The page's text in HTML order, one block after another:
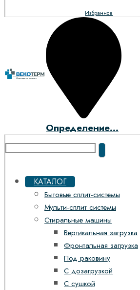
Избранное
Определение...
КАТАЛОГ
Бытовые сплит-системы
Мульти-сплит системы
Стиральные машины
Вертикальная загрузка
Фронтальная загрузка
Под раковину
С дозагрузкой
С сушкой